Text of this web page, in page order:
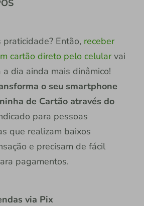
praticidade? Então, receber
cartão direto pelo celularvai
dia ainda mais dinâmico!
o seu smartphone
de Cartão através do
para pessoas
que realizam baixos
e precisam de fácil
pagamentos.
via Pix